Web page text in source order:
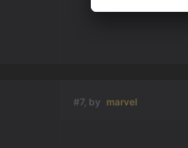
#7, by marvel